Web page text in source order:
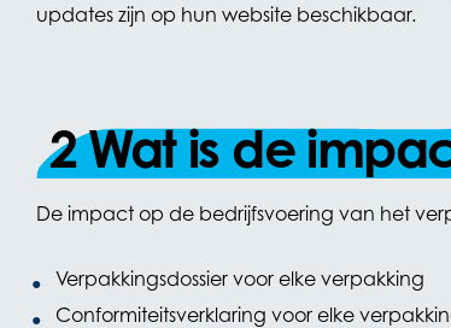
updates zijn op hun website beschikbaar.
2 Wat is de
De impact op de bedrijfsvoering van het
Verpakkingsdossier voor elke verpakking
Conformiteitsverklaring voor elke